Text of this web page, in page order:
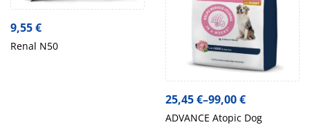
9,55€
Renal N50
25,45€–99,00€
ADVANCE Atopic Dog